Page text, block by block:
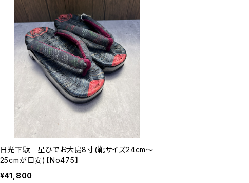
日光下駄 星ひでお大島8寸(靴サイズ24cm〜
25cmが目安)【No475】
¥41,800